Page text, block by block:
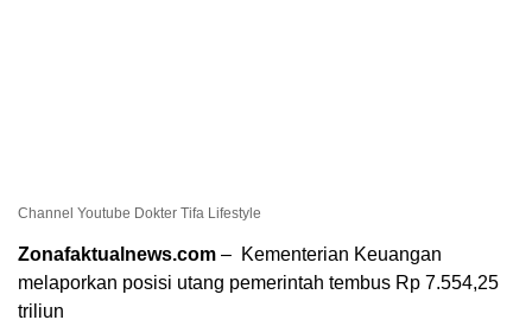
Channel Youtube Dokter Tifa Lifestyle
Zonafaktualnews.com – Kementerian Keuangan
melaporkan posisi utang pemerintah tembus Rp 7.554,25
triliun